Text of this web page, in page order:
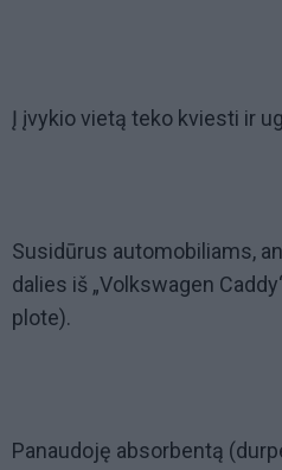
Į įvykio vietą teko kviesti ir
Susidūrus automobiliams,
dalies iš „Volkswagen
plote).
Panaudoję absorbentą